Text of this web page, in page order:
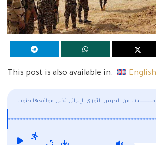
This post is also available in: English
ميليشيات من الحرس الثوري الإيراني تخلي مواقعها جنوب